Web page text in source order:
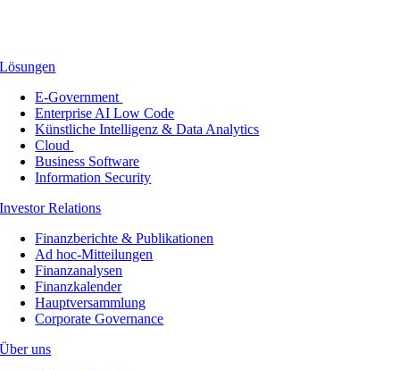
Lösungen
E-Government
Enterprise AI Low Code
Künstliche Intelligenz & Data Analytics
Cloud
Business Software
Information Security
Investor Relations
Finanzberichte & Publikationen
Ad hoc-Mitteilungen
Finanzanalysen
Finanzkalender
Hauptversammlung
Corporate Governance
Über uns